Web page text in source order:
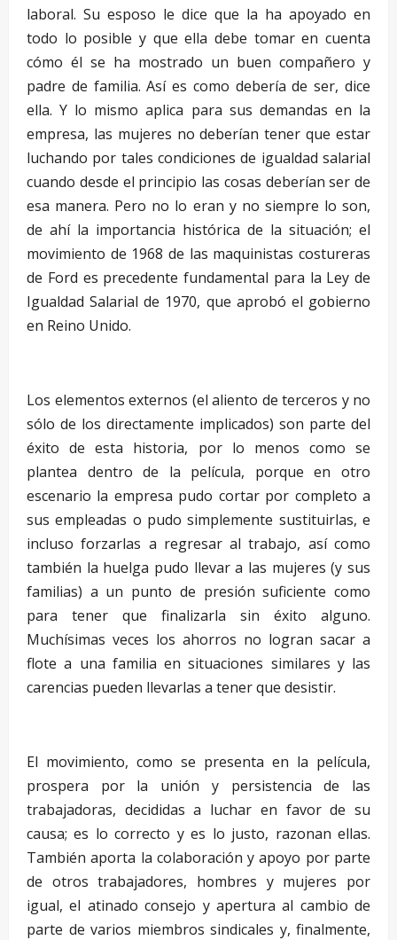
laboral. Su esposo le dice que la ha apoyado en
todo lo posible y que ella debe tomar en cuenta
cómo él se ha mostrado un buen compañero y
padre de familia. Así es como debería de ser, dice
ella. Y lo mismo aplica para sus demandas en la
empresa, las mujeres no deberían tener que estar
luchando por tales condiciones de igualdad salarial
cuando desde el principio las cosas deberían ser de
esa manera. Pero no lo eran y no siempre lo son,
de ahí la importancia histórica de la situación; el
movimiento de 1968 de las maquinistas costureras
de Ford es precedente fundamental para la Ley de
Igualdad Salarial de 1970, que aprobó el gobierno
en Reino Unido.
Los elementos externos (el aliento de terceros y no
sólo de los directamente implicados) son parte del
éxito de esta historia, por lo menos como se
plantea dentro de la película, porque en otro
escenario la empresa pudo cortar por completo a
sus empleadas o pudo simplemente sustituirlas, e
incluso forzarlas a regresar al trabajo, así como
también la huelga pudo llevar a las mujeres (y sus
familias) a un punto de presión suficiente como
para tener que finalizarla sin éxito alguno.
Muchísimas veces los ahorros no logran sacar a
flote a una familia en situaciones similares y las
carencias pueden llevarlas a tener que desistir.
El movimiento, como se presenta en la película,
prospera por la unión y persistencia de las
trabajadoras, decididas a luchar en favor de su
causa; es lo correcto y es lo justo, razonan ellas.
También aporta la colaboración y apoyo por parte
de otros trabajadores, hombres y mujeres por
igual, el atinado consejo y apertura al cambio de
parte de varios miembros sindicales y, finalmente,